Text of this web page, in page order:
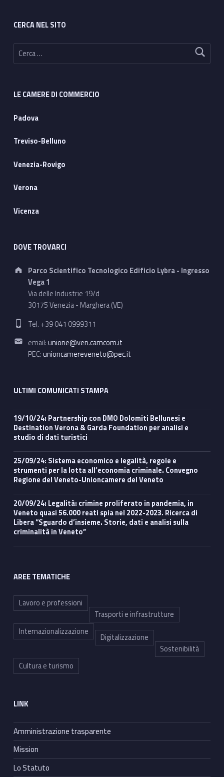
CERCA NEL SITO
Ricerca per:
LE CAMERE DI COMMERCIO
Padova
Treviso-Belluno
Venezia-Rovigo
Verona
Vicenza
DOVE TROVARCI
Address:
Parco Scientifico Tecnologico Edificio Lybra - Ingresso
Vega 1
Via delle Industrie 19/d
30175 Venezia - Marghera (VE)
Phone number:
Tel. +39 041 0999311
Email address:
email:unione@ven.camcom.it
PEC:unioncamereveneto@pec.it
ULTIMI COMUNICATI STAMPA
19/10/24: Partnership con DMO Dolomiti Bellunesi e
Destination Verona & Garda Foundation per analisi e
studio di dati turistici
25/09/24: Sistema economico e legalità, regole e
strumenti per la lotta all’economia criminale. Convegno
Regione del Veneto-Unioncamere del Veneto
20/09/24: Legalità: crimine proliferato in pandemia, in
Veneto quasi 56.000 reati spia nel 2022-2023. Ricerca di
Libera “Sguardo d’insieme. Storie, dati e analisi sulla
criminalità in Veneto”
AREE TEMATICHE
Lavoro e professioni
Trasporti e infrastrutture
Internazionalizzazione
Digitalizzazione
Sostenibilità
Cultura e turismo
LINK
Amministrazione trasparente
Mission
Lo Statuto